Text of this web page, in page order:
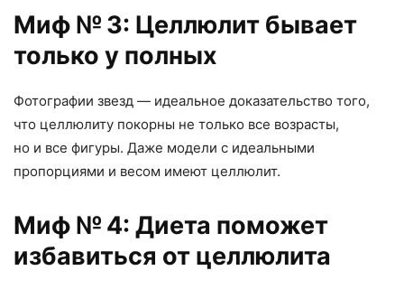
Миф № 3: Целлюлит бывает
только у полных
Фотографии звезд — идеальное доказательство того,
что целлюлиту покорны не только все возрасты,
но и все фигуры. Даже модели с идеальными
пропорциями и весом имеют целлюлит.
Миф № 4: Диета поможет
избавиться от целлюлита